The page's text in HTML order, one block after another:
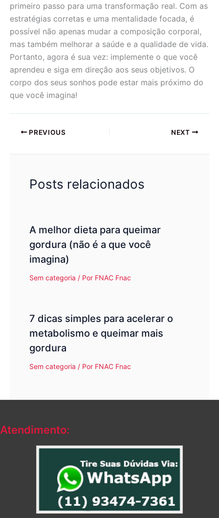
primeiro passo para uma transformação real. Com as
estratégias corretas e uma mentalidade focada, é
possível não apenas mudar a composição corporal,
mas também melhorar a saúde e a qualidade de vida.
Portanto, agora é sua vez: implemente o que você
aprendeu e siga em direção aos seus objetivos. O
corpo dos seus sonhos pode estar mais próximo do
que você imagina!
PREVIOUS NEXT
Posts relacionados
A melhor dieta para queimar
gordura (não é a que você
imagina)
Sem categoria / Por FNAC Fnac
7 dicas simples para acelerar o
metabolismo e queimar mais
gordura
Sem categoria / Por FNAC Fnac
Atendimento: